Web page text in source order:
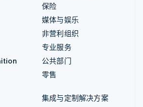
保险
媒体与娱乐
非营利组织
专业服务
公共部门
零售
集成与定制解决方案